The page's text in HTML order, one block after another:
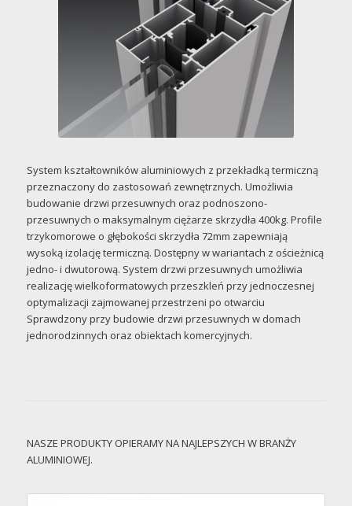
System kształtowników aluminiowych z przekładką termiczną
przeznaczony do zastosowań zewnętrznych. Umożliwia
budowanie drzwi przesuwnych oraz podnoszono-
przesuwnych o maksymalnym ciężarze skrzydła 400kg. Profile
trzykomorowe o głębokości skrzydła 72mm zapewniają
wysoką izolację termiczną. Dostępny w wariantach z ościeżnicą
jedno- i dwutorową. System drzwi przesuwnych umożliwia
realizację wielkoformatowych przeszkleń przy jednoczesnej
optymalizacji zajmowanej przestrzeni po otwarciu
Sprawdzony przy budowie drzwi przesuwnych w domach
jednorodzinnych oraz obiektach komercyjnych.
NASZE PRODUKTY OPIERAMY NA NAJLEPSZYCH W BRANŻY
ALUMINIOWEJ.